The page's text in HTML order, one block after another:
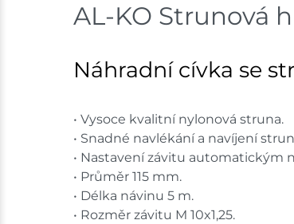
AL-KO Strunová
Náhradní cívka se
• Vysoce kvalitní nylonová struna.
• Snadné navlékání a navíjení
• Nastavení závitu automatickým
• Průměr 115 mm.
• Délka návinu 5 m.
• Rozměr závitu M 10x1,25.